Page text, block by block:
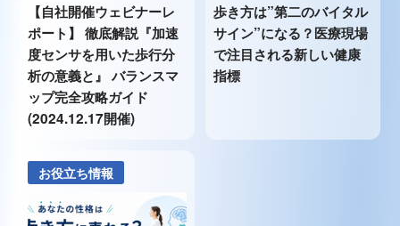
【自社開催ウェビナーレ
ポート】 徹底解説『加速
度センサを用いた歩行分
析の意義と』 バランスマ
ップ完全攻略ガイド
(2024.12.17開催)
歩き方は”第二のバイタル
サイン”になる？医療現場
で注目される新しい健康
指標
お役立ち情報